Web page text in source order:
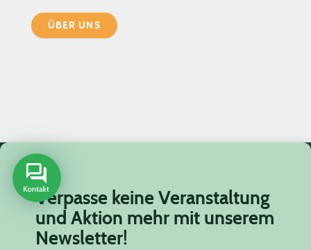
ÜBER UNS
Verpasse keine Veranstaltung
und Aktion mehr mit unserem
Newsletter!